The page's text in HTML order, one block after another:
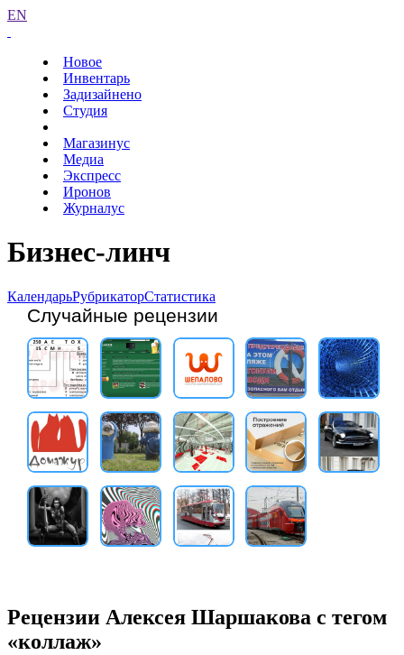
EN
Новое
Инвентарь
Задизайнено
Студия
Магазинус
Медиа
Экспресс
Иронов
Журналус
Бизнес-линч
КалендарьРубрикаторСтатистика
Случайные рецензии
Рецензии Алексея Шаршакова с тегом
«коллаж»